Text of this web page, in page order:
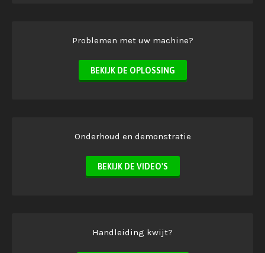
Problemen met uw machine?
BEKIJK DE OPLOSSING
Onderhoud en demonstratie
BEKIJK DE VIDEO'S
Handleiding kwijt?